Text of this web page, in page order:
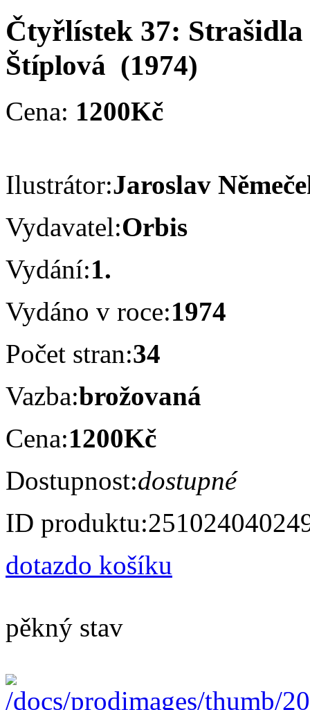
Čtyřlístek 37:
Štíplová (1974)
Cena: 1200Kč
Ilustrátor:Jaroslav
Vydavatel:Orbis
Vydání:1.
Vydáno v roce:1974
Počet stran:34
Vazba:brožovaná
Cena:1200Kč
Dostupnost:dostupné
ID produktu:
dotazdo košíku
pěkný stav